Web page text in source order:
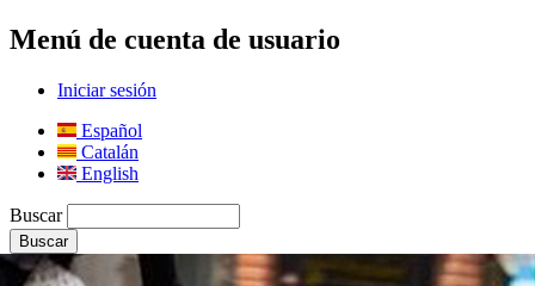
Menú de cuenta de usuario
Iniciar sesión
Español
Catalán
English
Buscar